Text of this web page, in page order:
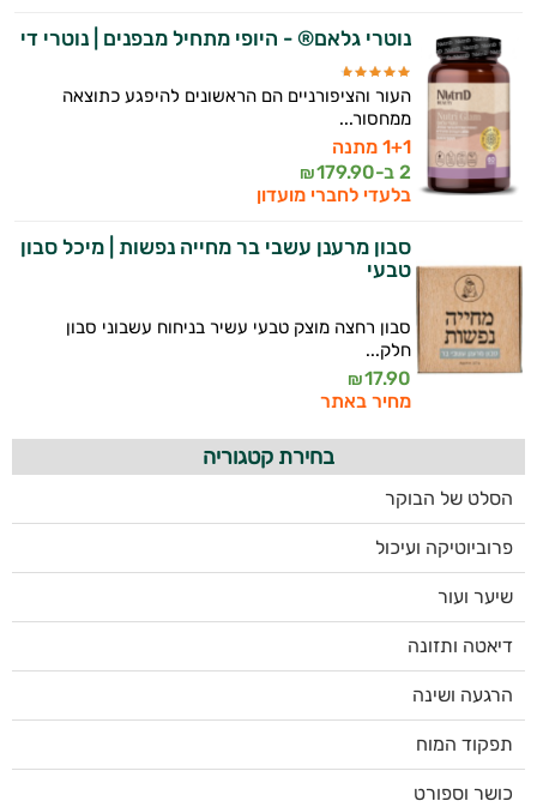
נוטרי גלאם® - היופי מתחיל מבפנים | נוטרי די
העור והציפורניים הם הראשונים להיפגע כתוצאה
ממחסור...
1+1 מתנה
2 ב-
179.90
₪
בלעדי לחברי מועדון
סבון מרענן עשבי בר מחייה נפשות | מיכל סבון
טבעי
סבון רחצה מוצק טבעי עשיר בניחוח עשבוני סבון
חלק...
17.90
₪
מחיר באתר
בחירת קטגוריה
הסלט של הבוקר
פרוביוטיקה ועיכול
שיער ועור
דיאטה ותזונה
הרגעה ושינה
תפקוד המוח
כושר וספורט